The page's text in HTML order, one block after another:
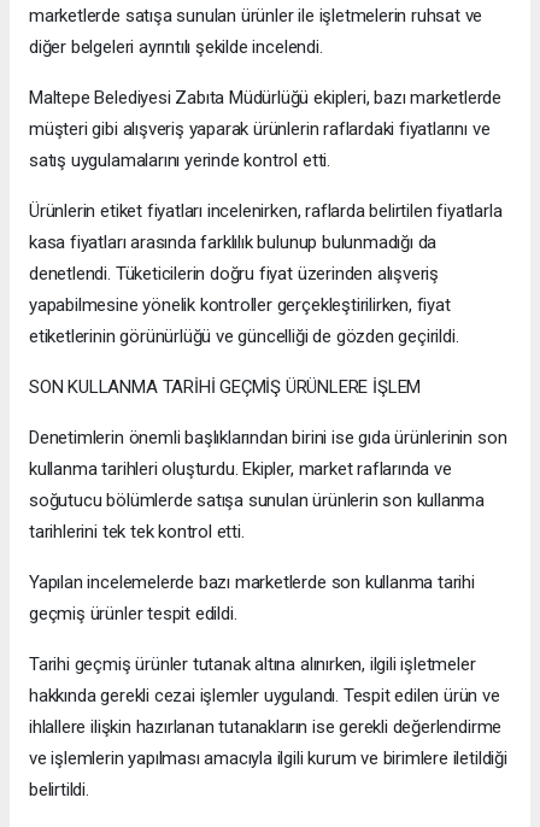
marketlerde satışa sunulan ürünler ile işletmelerin ruhsat ve
diğer belgeleri ayrıntılı şekilde incelendi.
Maltepe Belediyesi Zabıta Müdürlüğü ekipleri, bazı marketlerde
müşteri gibi alışveriş yaparak ürünlerin raflardaki fiyatlarını ve
satış uygulamalarını yerinde kontrol etti.
Ürünlerin etiket fiyatları incelenirken, raflarda belirtilen fiyatlarla
kasa fiyatları arasında farklılık bulunup bulunmadığı da
denetlendi. Tüketicilerin doğru fiyat üzerinden alışveriş
yapabilmesine yönelik kontroller gerçekleştirilirken, fiyat
etiketlerinin görünürlüğü ve güncelliği de gözden geçirildi.
SON KULLANMA TARİHİ GEÇMİŞ ÜRÜNLERE İŞLEM
Denetimlerin önemli başlıklarından birini ise gıda ürünlerinin son
kullanma tarihleri oluşturdu. Ekipler, market raflarında ve
soğutucu bölümlerde satışa sunulan ürünlerin son kullanma
tarihlerini tek tek kontrol etti.
Yapılan incelemelerde bazı marketlerde son kullanma tarihi
geçmiş ürünler tespit edildi.
Tarihi geçmiş ürünler tutanak altına alınırken, ilgili işletmeler
hakkında gerekli cezai işlemler uygulandı. Tespit edilen ürün ve
ihlallere ilişkin hazırlanan tutanakların ise gerekli değerlendirme
ve işlemlerin yapılması amacıyla ilgili kurum ve birimlere iletildiği
belirtildi.